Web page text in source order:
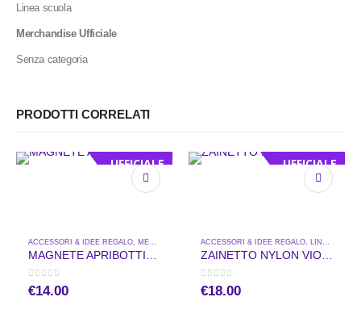
Linea scuola
Merchandise Ufficiale
Senza categoria
PRODOTTI CORRELATI
UFFICIALE
ACCESSORI & IDEE REGALO, MERCHANDISE UFFICIALE
MAGNETE APRIBOTTIGLIA
0out of 5
€14.00
UFFICIALE
ACCESSORI & IDEE REGALO, LINEA SCUOLA
ZAINETTO NYLON VIOLA
0out of 5
€18.00